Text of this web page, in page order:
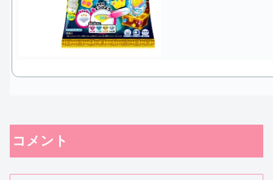
コメント